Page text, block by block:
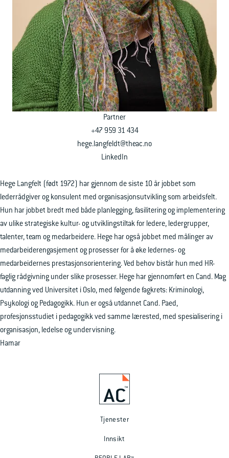
Ta kontakt
Partner
+47 959 31 434
hege.langfeldt@theac.no
LinkedIn
Hege Langfelt (født 1972) har gjennom de siste 10 år jobbet som
lederrådgiver og konsulent med organisasjonsutvikling som arbeidsfelt.
Hun har jobbet bredt med både planlegging, fasilitering og implementering
av ulike strategiske kultur- og utviklingstiltak for ledere, ledergrupper,
talenter, team og medarbeidere. Hege har også jobbet med målinger av
medarbeiderengasjement og prosesser for å øke ledernes- og
medarbeidernes prestasjonsorientering. Ved behov bistår hun med HR-
faglig rådgivning under slike prosesser. Hege har gjennomført en Cand. Mag
utdanning ved Universitet i Oslo, med følgende fagkrets: Kriminologi,
Psykologi og Pedagogikk. Hun er også utdannet Cand. Paed,
profesjonsstudiet i pedagogikk ved samme lærested, med spesialisering i
organisasjon, ledelse og undervisning.
Hamar
Tjenester
Innsikt